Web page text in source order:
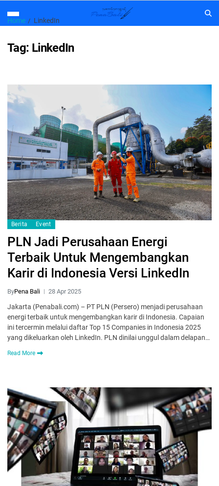
Home LinkedIn
Tag: LinkedIn
Berita Event
PLN Jadi Perusahaan Energi
Terbaik Untuk Mengembangkan
Karir di Indonesia Versi LinkedIn
ByPena Bali 28 Apr 2025
Jakarta (Penabali.com) – PT PLN (Persero) menjadi perusahaan
energi terbaik untuk mengembangkan karir di Indonesia. Capaian
ini tercermin melalui daftar Top 15 Companies in Indonesia 2025
yang dikeluarkan oleh LinkedIn. PLN dinilai unggul dalam delapan…
Read More